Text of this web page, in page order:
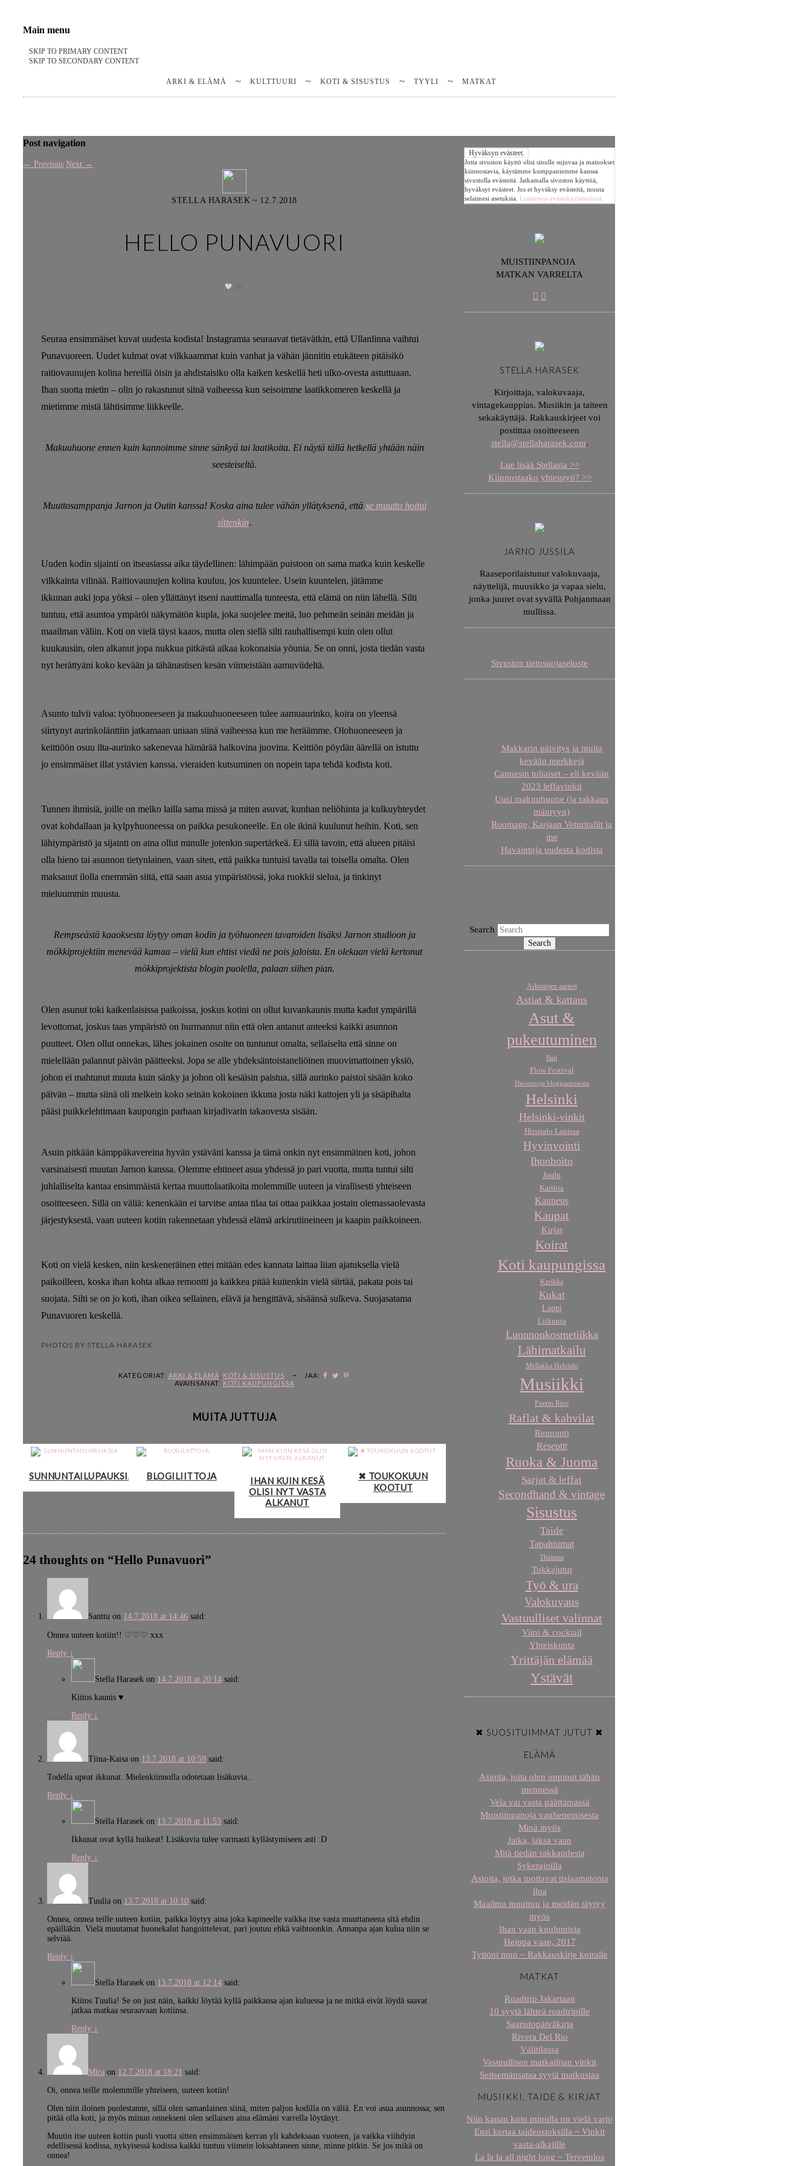
Notes on a life
Stella Harasek & Jarno Jussila
Main menu
SKIP TO PRIMARY CONTENT
SKIP TO SECONDARY CONTENT
ARKI & ELÄMÄ KULTTUURI KOTI & SISUSTUS TYYLI MATKAT
Post navigation
← Previous Next →
STELLA HARASEK ~ 12.7.2018
HELLO PUNAVUORI
Seuraa ensimmäiset kuvat uudesta kodista! Instagramia seuraavat tietävätkin, että Ullanlinna vaihtui
Punavuoreen. Uudet kulmat ovat vilkkaammat kuin vanhat ja vähän jännitin etukäteen pitäisikö
raitiovaunujen kolina hereillä öisin ja ahdistaisiko olla kaiken keskellä heti ulko-ovesta astuttuaan.
Ihan suotta mietin – olin jo rakastunut siinä vaiheessa kun seisoimme laatikkomeren keskellä ja
mietimme mistä lähtisimme liikkeelle.
Makuuhuone ennen kuin kannoimme sinne sänkyä tai laatikoita. Ei näytä tällä hetkellä yhtään näin
seesteiseltä.
Muuttosamppanja Jarnon ja Outin kanssa! Koska aina tulee vähän yllätyksenä, että se muutto hoitui
sittenkin.
Uuden kodin sijainti on itseasiassa aika täydellinen: lähimpään puistoon on sama matka kuin keskelle
vilkkainta vilinää. Raitiovaunujen kolina kuuluu, jos kuuntelee. Usein kuuntelen, jätämme
ikkunan auki jopa yöksi – olen yllättänyt itseni nauttimalla tunteesta, että elämä on niin lähellä. Silti
tuntuu, että asuntoa ympäröi näkymätön kupla, joka suojelee meitä, luo pehmeän seinän meidän ja
maailman väliin. Koti on vielä täysi kaaos, mutta olen siellä silti rauhallisempi kuin olen ollut
kuukausiin, olen alkanut jopa nukkua pitkästä aikaa kokonaisia yöunia. Se on onni, josta tiedän vasta
nyt herättyäni koko kevään ja tähänastisen kesän viimeistään aamuviideltä.
Asunto tulvii valoa: työhuoneeseen ja makuuhuoneeseen tulee aamuaurinko, koira on yleensä
siirtynyt aurinkolänttiin jatkamaan uniaan siinä vaiheessa kun me heräämme. Olohuoneeseen ja
keittiöön osuu ilta-aurinko sakenevaa hämärää halkovina juovina. Keittiön pöydän äärellä on istuttu
jo ensimmäiset illat ystävien kanssa, vieraiden kutsuminen on nopein tapa tehdä kodista koti.
Tunnen ihmisiä, joille on melko lailla sama missä ja miten asuvat, kunhan neliöhinta ja kulkuyhteydet
ovat kohdallaan ja kylpyhuoneessa on paikka pesukoneelle. En ole ikinä kuulunut heihin. Koti, sen
lähiympäristö ja sijainti on aina ollut minulle jotenkin supertärkeä. Ei sillä tavoin, että alueen pitäisi
olla hieno tai asunnon tietynlainen, vaan siten, että paikka tuntuisi tavalla tai toisella omalta. Olen
maksanut ilolla enemmän siitä, että saan asua ympäristössä, joka ruokkii sielua, ja tinkinyt
mieluummin muusta.
Rempseästä kaaoksesta löytyy oman kodin ja työhuoneen tavaroiden lisäksi Jarnon studioon ja
mökkiprojektiin menevää kamaa – vielä kun ehtisi viedä ne pois jaloista. En olekaan vielä kertonut
mökkiprojektista blogin puolella, palaan siihen pian.
Olen asunut toki kaikenlaisissa paikoissa, joskus kotini on ollut kuvankaunis mutta kadut ympärillä
levottomat, joskus taas ympäristö on hurmannut niin että olen antanut anteeksi kaikki asunnon
puutteet. Olen ollut onnekas, lähes jokainen osoite on tuntunut omalta, sellaiselta että sinne on
mielellään palannut päivän päätteeksi. Jopa se alle yhdeksäntoistaneliöinen muovimattoinen yksiö,
johon ei mahtunut muuta kuin sänky ja johon oli kesäisin paistua, sillä aurinko paistoi sisään koko
päivän – mutta siinä oli melkein koko seinän kokoinen ikkuna josta näki kattojen yli ja sisäpihalta
pääsi puikkelehtimaan kaupungin parhaan kirjadivarin takaovesta sisään.
Asuin pitkään kämppäkavereina hyvän ystäväni kanssa ja tämä onkin nyt ensimmäinen koti, johon
varsinaisesti muutan Jarnon kanssa. Olemme ehtineet asua yhdessä jo pari vuotta, mutta tuntui silti
juhlalliselta kantaa ensimmäistä kertaa muuttolaatikoita molemmille uuteen ja virallisesti yhteiseen
osoitteeseen. Sillä on väliä: kenenkään ei tarvitse antaa tilaa tai ottaa paikkaa jostain olemassaolevasta
järjestyksestä, vaan uuteen kotiin rakennetaan yhdessä elämä arkirutiineineen ja kaapin paikkoineen.
Koti on vielä kesken, niin keskeneräinen ettei mitään edes kannata laittaa liian ajatuksella vielä
paikoilleen, koska ihan kohta alkaa remontti ja kaikkea pitää kuitenkin vielä siirtää, pakata pois tai
suojata. Silti se on jo koti, ihan oikea sellainen, elävä ja hengittävä, sisäänsä sulkeva. Suojasatama
Punavuoren keskellä.
PHOTOS BY STELLA HARASEK
KATEGORIAT: ARKI & ELÄMÄ KOTI & SISUSTUS ~
JAA:
AVAINSANAT: KOTI KAUPUNGISSA
MUITA JUTTUJA
SUNNUNTAILUPAUKSIA BLOGILIITTOJA
IHAN KUIN KESÄ
OLISI NYT VASTA
ALKANUT
✖ TOUKOKUUN
KOOTUT
24 thoughts on “Hello Punavuori”
Santtu on 14.7.2018 at 14:46 said:
Onnea uuteen kotiin!! ♡♡♡ xxx
Reply ↓
Stella Harasek on 14.7.2018 at 20:14 said:
Kiitos kaunis ♥
Reply ↓
Tiina-Kaisa on 13.7.2018 at 10:59 said:
Todella upeat ikkunat. Mielenkiinnolla odotetaan lisäkuvia..
Reply ↓
Stella Harasek on 13.7.2018 at 11:53 said:
Ikkunat ovat kyllä huikeat! Lisäkuvia tulee varmasti kyllästymiseen asti :D
Reply ↓
Tuulia on 13.7.2018 at 10:10 said:
Onnea, onnea teille uuteen kotiin, paikka löytyy aina joka kapineelle vaikka itse vasta muuttaneena sitä ehdin
epäilläkin. Vielä muutamat huonekalut hangoittelevat, pari joutuu ehkä vaihtoonkin. Annanpa ajan kulua niin se
selviää.
Reply ↓
Stella Harasek on 13.7.2018 at 12:14 said:
Kiitos Tuulia! Se on just näin, kaikki löytää kyllä paikkansa ajan kuluessa ja ne mitkä eivät löydä saavat
jatkaa matkaa seuraavaan kotiinsa.
Reply ↓
Mira on 12.7.2018 at 18:21 said:
Oi, onnea teille molemmille yhteiseen, uuteen kotiin!
Olen niin iloinen puolestanne, sillä olen samanlainen siinä, miten paljon kodilla on väliä. En voi asua asunnossa; sen
pitää olla koti, ja myös minun onnekseni olen sellaisen aina elämäni varrella löytänyt.
Muutin itse uuteen kotiin puoli vuotta sitten ensimmäisen kerran yli kahdeksaan vuoteen, ja vaikka viihdyin
edellisessä kodissa, nykyisessä kodissa kaikki tuntuu viimein loksahtaneen sinne, minne pitkin. Se jos mikä on
onnea!
Jotta sivuston käyttö olisi sinulle sujuvaa ja mainokset
kiinnostavia, käytämme kumppaniemme kanssa
sivustolla evästeitä. Jatkamalla sivuston käyttöä,
hyväksyt evästeet. Jos et hyväksy evästeitä, muuta
selaimesi asetuksia. Lisätietoja evästekäytännöistä.
MUISTIINPANOJA
MATKAN VARRELTA
STELLA HARASEK
Kirjoittaja, valokuvaaja,
vintagekauppias. Musiikin ja taiteen
sekakäyttäjä. Rakkauskirjeet voi
postittaa osoitteeseen
stella@stellaharasek.com.
Lue lisää Stellasta >>
Kiinnostaako yhteistyö? >>
JARNO JUSSILA
Raaseporilaistunut valokuvaaja,
näyttelijä, muusikko ja vapaa sielu,
jonka juuret ovat syvällä Pohjanmaan
mullissa.
Sivuston tietosuojaseloste
Makkarin päivitys ja muita
kevään merkkejä
Cannesin tuliaiset – eli kevään
2023 leffavinkit
Uusi makuuhuone (ja rakkaus
mäntyyn)
Roomage, Karjaan Veturitallit ja
me
Havaintoja uudesta kodista
Search
Arkistojen aarteet
Astiat & kattaus
Asut &
pukeutuminen
Bali
Flow Festival
Havaintoja bloggaamisesta
Helsinki
Helsinki-vinkit
Hirsitalo Lapissa
Hyvinvointi
Ihonhoito
Joulu
Karibia
Kauneus
Kaupat
Kirjat
Koirat
Koti kaupungissa
Kreikka
Kukat
Lappi
Liikunta
Luonnonkosmetiikka
Lähimatkailu
Mellakka Helsinki
Musiikki
Puerto Rico
Raflat & kahvilat
Remontti
Reseptit
Ruoka & Juoma
Sarjat & leffat
Secondhand & vintage
Sisustus
Taide
Tapahtumat
Thaimaa
Tukkajutut
Työ & ura
Valokuvaus
Vastuulliset valinnat
Viini & cocktail
Yhteiskunta
Yrittäjän elämää
Ystävät
✖ SUOSITUIMMAT JUTUT ✖
ELÄMÄ
Asioita, joita olen oppinut tähän
mennessä
Vela vai vasta päättämässä
Muistiinpanoja vanhenemisesta
Minä myös
Jatka, jaksa vaan
Mitä tiedän rakkaudesta
Sykerajoilla
Asioita, jotka tuottavat tislaamatonta
iloa
Maailma muuttuu ja meidän täytyy
myös
Ihan vaan kuulumisia
Heippa vaan, 2017
Tyttöni mun ~ Rakkauskirje koiralle
MATKAT
Roadtrip Jakartaan
10 syytä lähteä roadtripille
Saaristopäiväkirja
Rivera Del Rio
Välitilassa
Vastuullisen matkailijan vinkit
Seitsemänsataa syytä matkustaa
MUSIIKKI, TAIDE & KIRJAT
Niin kauan kuin minulla on vielä varjo
Ensi kertaa taideostoksilla ~ Vinkit
vasta-alkajille
La la la all night long ~ Tervetuloa